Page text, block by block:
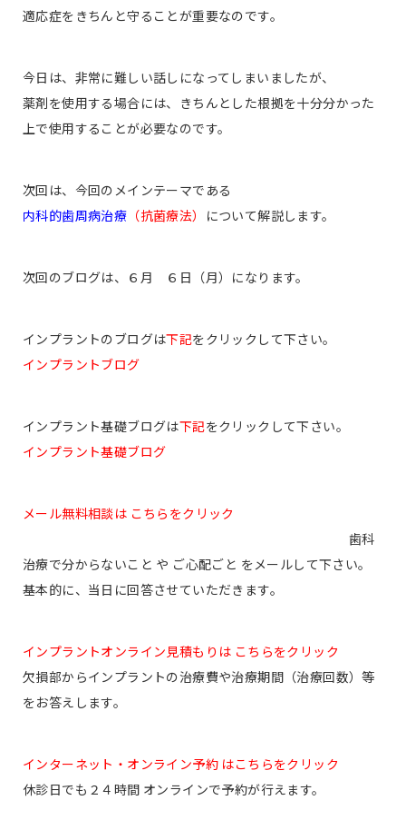
適応症をきちんと守ることが重要なのです。
今日は、非常に難しい話しになってしまいましたが、
薬剤を使用する場合には、きちんとした根拠を十分分かった
上で使用することが必要なのです。
次回は、今回のメインテーマである
内科的歯周病治療 （抗菌療法） について解説します。
次回のブログは、６月 ６日（月）になります。
インプラントのブログは下記をクリックして下さい。
インプラントブログ
インプラント基礎ブログは下記をクリックして下さい。
インプラント基礎ブログ
メール無料相談は こちらをクリック
歯科
治療で分からないこと や ご心配ごと をメールして下さい。
基本的に、当日に回答させていただきます。
インプラントオンライン見積もりは こちらをクリック
欠損部からインプラントの治療費や治療期間（治療回数）等
をお答えします。
インターネット・オンライン予約 はこちらをクリック
休診日でも２４時間 オンラインで予約が行えます。